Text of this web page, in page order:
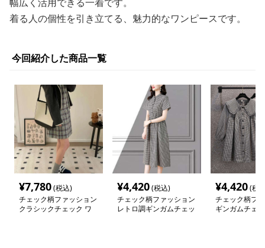
着る人の個性を引き立てる、魅力的なワンピースです。
今回紹介した商品一覧
¥7,780(税込)
チェック柄ファッション
クラシックチェック ワ
¥4,420(税込)
チェック柄ファッション
レトロ調ギンガムチェッ
¥4,420(税
チェック柄フ
ギンガムチェ